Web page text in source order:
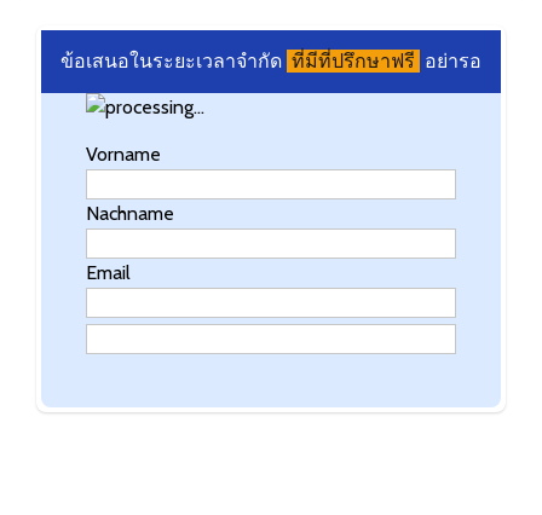
ข้อเสนอในระยะเวลาจำกัด ที่มีที่ปรึกษาฟรี อย่ารอ
Vorname
Nachname
Email